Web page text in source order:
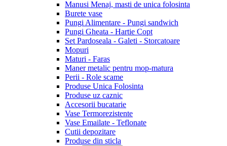
Manusi Menaj, masti de unica folosinta
Burete vase
Pungi Alimentare - Pungi sandwich
Pungi Gheata - Hartie Copt
Set Pardoseala - Galeti - Storcatoare
Mopuri
Maturi - Faras
Maner metalic pentru mop-matura
Perii - Role scame
Produse Unica Folosinta
Produse uz caznic
Accesorii bucatarie
Vase Termorezistente
Vase Emailate - Teflonate
Cutii depozitare
Produse din sticla